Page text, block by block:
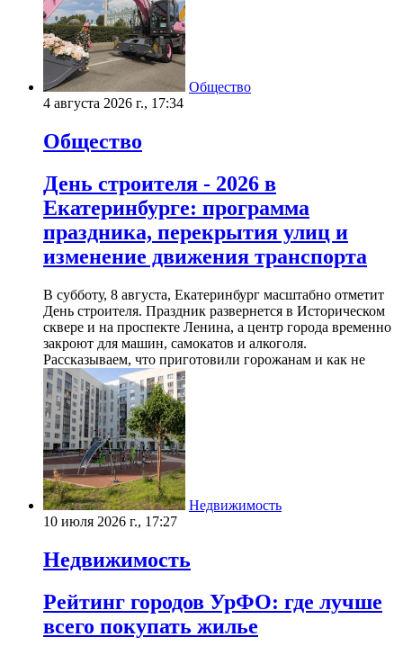
Общество
4 августа 2026 г., 17:34
Общество
День строителя - 2026 в
Екатеринбурге: программа
праздника, перекрытия улиц и
изменение движения транспорта
В субботу, 8 августа, Екатеринбург масштабно отметит
День строителя. Праздник развернется в Историческом
сквере и на проспекте Ленина, а центр города временно
закроют для машин, самокатов и алкоголя.
Рассказываем, что приготовили горожанам и как не
Недвижимость
10 июля 2026 г., 17:27
Недвижимость
Рейтинг городов УрФО: где лучше
всего покупать жилье